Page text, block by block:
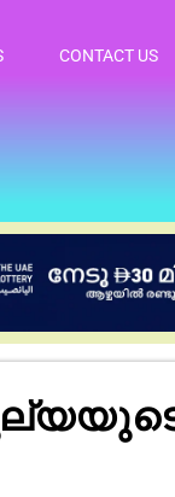
CONTACT US